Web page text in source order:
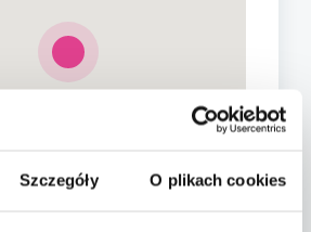
Szczegóły O plikach cookies